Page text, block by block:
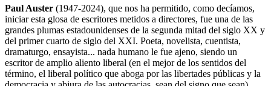
Paul Auster (1947-2024), que nos ha permitido, como decíamos,
iniciar esta glosa de escritores metidos a directores, fue una de las
grandes plumas estadounidenses de la segunda mitad del siglo XX y
del primer cuarto de siglo del XXI. Poeta, novelista, cuentista,
dramaturgo, ensayista... nada humano le fue ajeno, siendo un
escritor de amplio aliento liberal (en el mejor de los sentidos del
término, el liberal político que aboga por las libertades públicas y la